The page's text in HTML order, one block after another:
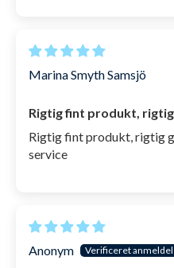
Marina Smyth Samsjö
Rigtig fint produkt,
Rigtig fint produkt, rigtig
service
Anonym